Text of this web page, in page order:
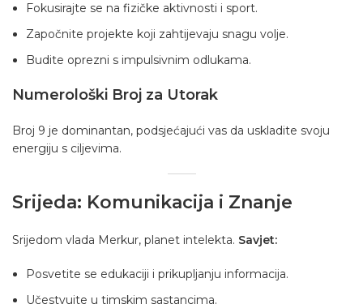
Fokusirajte se na fizičke aktivnosti i sport.
Započnite projekte koji zahtijevaju snagu volje.
Budite oprezni s impulsivnim odlukama.
Numerološki Broj za Utorak
Broj 9 je dominantan, podsjećajući vas da uskladite svoju
energiju s ciljevima.
Srijeda: Komunikacija i Znanje
Srijedom vlada Merkur, planet intelekta. Savjet:
Posvetite se edukaciji i prikupljanju informacija.
Učestvujte u timskim sastancima.